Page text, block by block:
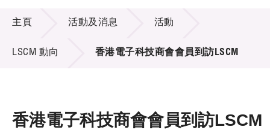
技術商品化
項目及資助計劃
活動及消息
活動及消息
主頁 活動及消息 活動
LSCM 動向 香港電子科技商會會員到訪LSCM
香港電子科技商會會員到訪LSCM